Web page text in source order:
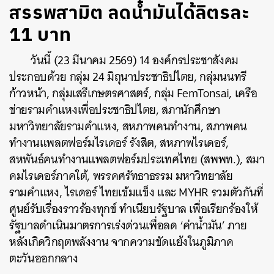
สรรพสามิต ลดน้ำมันได้ลิตรละ
11 บาท
วันนี้ (23 มีนาคม 2569) 14 องค์กรประชาสังคม
ประกอบด้วย กลุ่ม 24 มิถุนาประชาธิปไตย, กลุ่มนนทรี
ก้าวหน้า, กลุ่มเสรีเกษตรศาสตร์, กลุ่ม FemTonsai, เครือ
ข่ายรามคำแหงเพื่อประชาธิปไตย, สภานักศึกษา
มหาวิทยาลัยรามคำแหง, สหภาพคนทำงาน, สภาพคน
ทำงานแพลตฟอร์มไรเดอร์ รังสิต, สหภาพไรเดอร์,
สหพันธ์​คนทำงานแพลตฟอร์มประเทศไทย (สพพท.), สมา
คมไรเดอร์ภาคใต้, พรรคศรัทธาธรรม มหาวิทยาลัย
รามคำแหง, ไรเดอร์ ไทยเข้มแข็ง และ MYHR รวมตัวกันที่
ศูนย์รับเรื่องราวร้องทุกข์ ทำเนียบรัฐบาล เพื่อเรียกร้องให้
รัฐบาลดำเนินมาตรการเร่งด่วนเพื่อลด ‘ค่าน้ำมัน’ ภาย
หลังเกิดวิกฤตพลังงาน จากความขัดแย้งในภูมิภาค
ตะวันออกกลาง